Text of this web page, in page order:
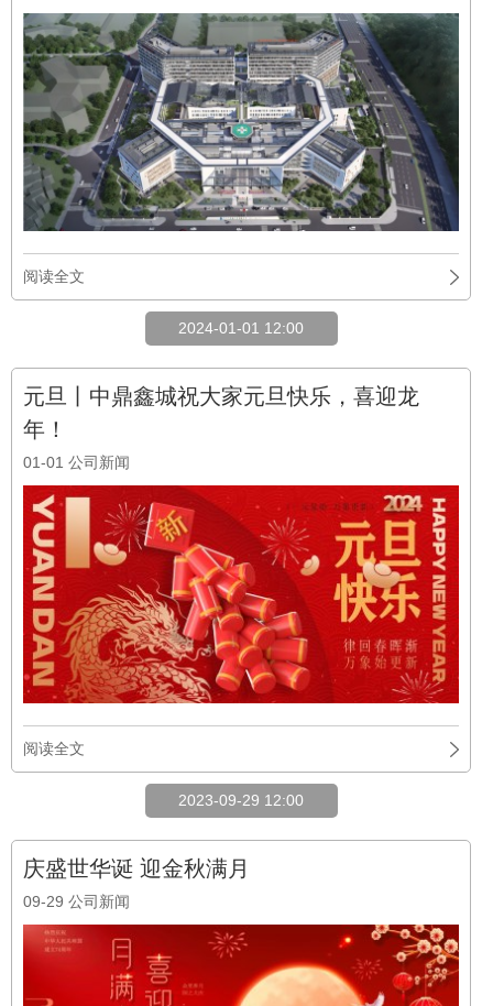
阅读全文
2024-01-01 12:00
元旦丨中鼎鑫城祝大家元旦快乐，喜迎龙
年！
01-01 公司新闻
阅读全文
2023-09-29 12:00
庆盛世华诞 迎金秋满月
09-29 公司新闻